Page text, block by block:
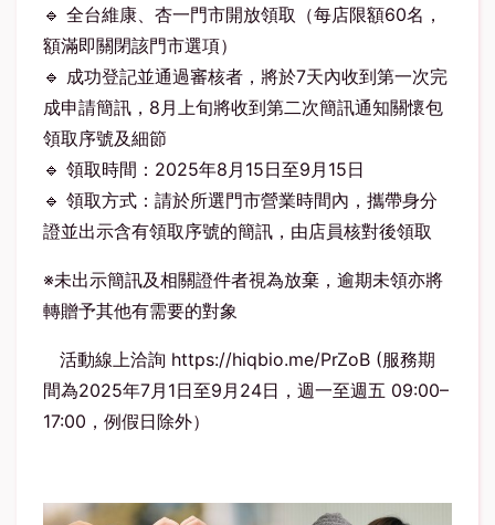
🔹 全台維康、杏一門市開放領取（每店限額60名，
額滿即關閉該門市選項）
🔹 成功登記並通過審核者，將於7天內收到第一次完
成申請簡訊，8月上旬將收到第二次簡訊通知關懷包
領取序號及細節
🔹 領取時間：2025年8月15日至9月15日
🔹 領取方式：請於所選門市營業時間內，攜帶身分
證並出示含有領取序號的簡訊，由店員核對後領取
※未出示簡訊及相關證件者視為放棄，逾期未領亦將
轉贈予其他有需要的對象
活動線上洽詢 https://hiqbio.me/PrZoB (服務期
間為2025年7月1日至9月24日，週一至週五 09:00–
17:00，例假日除外）